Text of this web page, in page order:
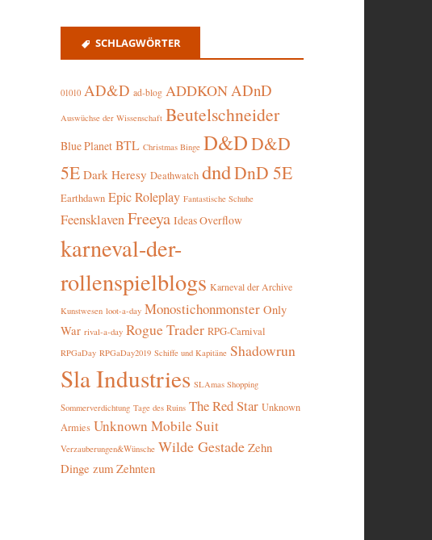
SCHLAGWÖRTER
01010 AD&D ad-blog ADDKONADnD
Auswüchse der Wissenschaft Beutelschneider
Blue Planet BTL Christmas Binge D&DD&D
5E Dark Heresy Deathwatch dndDnD 5E
Earthdawn Epic Roleplay Fantastische Schuhe
Feensklaven Freeya Ideas Overflow
karneval-der-
rollenspielblogs Karneval der Archive
Kunstwesen loot-a-day Monostichonmonster Only
War rival-a-day Rogue Trader RPG-Carnival
RPGaDay RPGaDay2019 Schiffe und Kapitäne Shadowrun
Sla Industries SLAmas Shopping
Sommerverdichtung Tage des Ruins The Red Star Unknown
Armies Unknown Mobile Suit
Verzauberungen&Wünsche Wilde Gestade Zehn
Dinge zum Zehnten